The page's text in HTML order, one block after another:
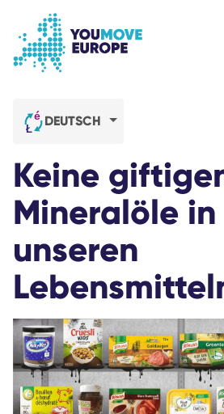
ANMELDEN
DEUTSCH
Keine
Mineralöle in
unseren